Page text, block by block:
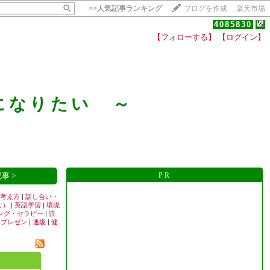
>>人気記事ランキング ブログを作成 楽天市場
4085830
【フォローする】 【ログイン】
なりたい ～
>
考え方 | 話し合い・
| 英語学習 | 環境
グ・セラピー | 読
プレゼン | 通級 | 健
PR